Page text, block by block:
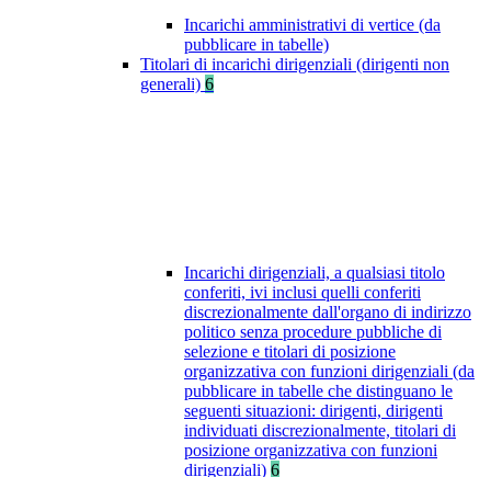
Incarichi amministrativi di vertice (da
pubblicare in tabelle)
Titolari di incarichi dirigenziali (dirigenti non
generali) 6
Incarichi dirigenziali, a qualsiasi titolo
conferiti, ivi inclusi quelli conferiti
discrezionalmente dall'organo di indirizzo
politico senza procedure pubbliche di
selezione e titolari di posizione
organizzativa con funzioni dirigenziali (da
pubblicare in tabelle che distinguano le
seguenti situazioni: dirigenti, dirigenti
individuati discrezionalmente, titolari di
posizione organizzativa con funzioni
dirigenziali) 6